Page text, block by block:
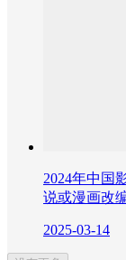
2024年中国
说或漫画改
2025-03-14